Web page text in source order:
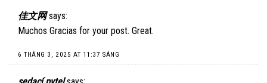
佳文网 says:
Muchos Gracias for your post. Great.
6 THÁNG 3, 2025 AT 11:37 SÁNG